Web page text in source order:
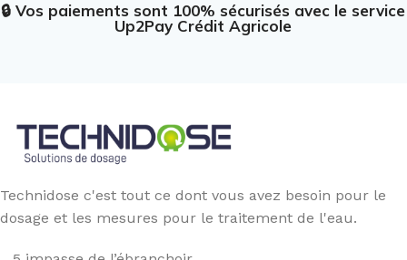
🔒 Vos paiements sont 100% sécurisés avec le service
Up2Pay Crédit Agricole
Technidose c'est tout ce dont vous avez besoin pour le
dosage et les mesures pour le traitement de l'eau.